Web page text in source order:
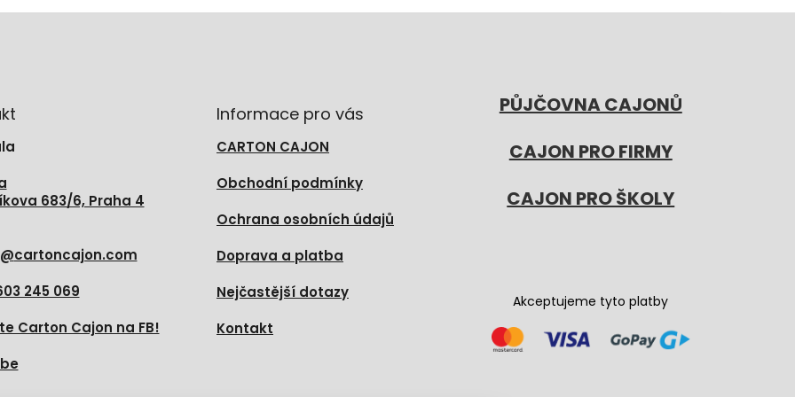
683/6, Praha 4
@cartoncajon.com
245 069
Carton Cajon na FB!
Informace pro vás
CARTON CAJON
Obchodní podmínky
Ochrana osobních údajů
Doprava a platba
Nejčastější dotazy
Kontakt
PŮJČOVNA CAJONŮ
CAJON PRO FIRMY
CAJON PRO ŠKOLY
Akceptujeme tyto platby